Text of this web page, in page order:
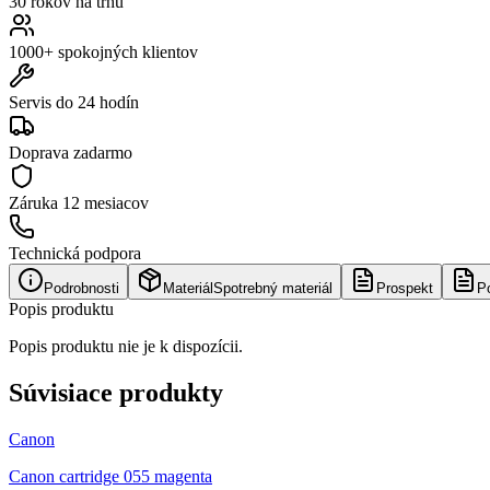
1000+ spokojných klientov
Servis do 24 hodín
Doprava zadarmo
Záruka 12 mesiacov
Technická podpora
Podrobnosti Materiál Spotrebný materiál Prospekt
Popis produktu
Popis produktu nie je k dispozícii.
Súvisiace produkty
Canon
Canon cartridge 055 magenta